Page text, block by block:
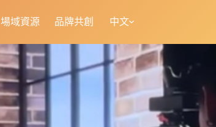
場域資源 品牌共創 中文